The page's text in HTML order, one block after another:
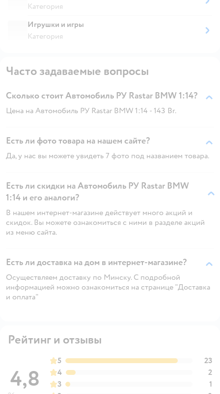
Категория
Игрушки и игры
Категория
Часто задаваемые вопросы
Сколько стоит Автомобиль РУ Rastar BMW 1:14?
Цена на Автомобиль РУ Rastar BMW 1:14 - 143 Br.
Есть ли фото товара на нашем сайте?
Да, у нас вы можете увидеть 7 фото под названием товара.
Есть ли скидки на Автомобиль РУ Rastar BMW
1:14 и его аналоги?
В нашем интернет-магазине действует много акций и
скидок. Вы можете ознакомиться с ними в разделе акций
из меню сайта.
Есть ли доставка на дом в интернет-магазине?
Осуществляем доставку по Минску. С подробной
информацией можно ознакомиться на странице "Доставка
и оплата"
Рейтинг и отзывы
4,8
5
23
4
2
3
1